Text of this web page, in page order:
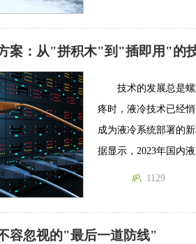
案：从"拼积木"到"插即用"的
技术的发展总是
疼时，液冷技术已经
成为液冷系统部署的
据显示，2023年国内
1129
容忽视的"最后一道防线"